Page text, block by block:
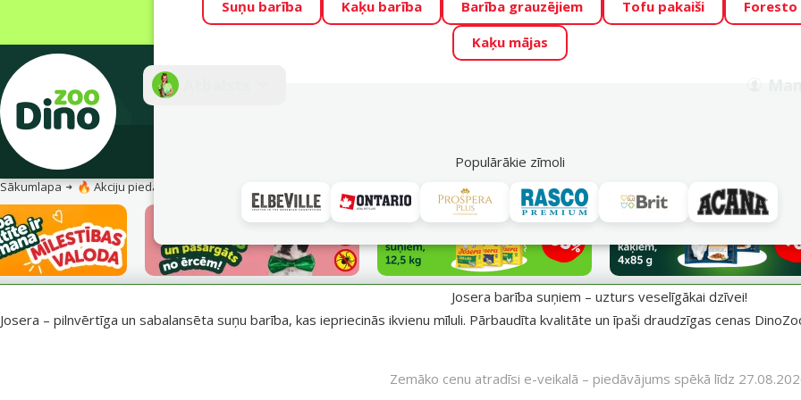
Visu mēnesi Dino Zoo piedāvā lieliskas cenas mīluļu TOP barībām! 🍖 →
Fotokonkurss “GADA ŪSAIŅI”! Varbūt tieši Tavs mīlulis būs 2027. gada
Suņu barība Kaķu barība Barība grauzējiem Tofu pakaiši
Foresto
Kaķu mājas
Populārākie zīmoli
Akciju piedāvājumi
Sākumlapa 🔥 Akciju piedāvājumi Josera barība suņiem – uzturs veselīgākai dzīvei!
Josera barība suņiem – uzturs veselīgākai dzīvei!
Josera – pilnvērtīga un sabalansēta suņu barība, kas iepriecinās ikvienu mīluli. Pārbaudīta kvalitāte un īpaši draudzīgas cenas
Zemāko cenu atradīsi e-veikalā – piedāvājums spēkā līdz